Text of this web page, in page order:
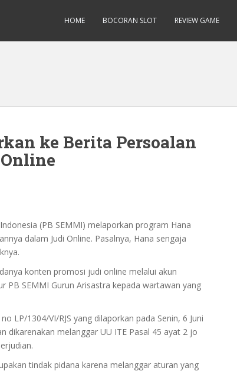
HOME BOCORAN SLOT REVIEW GAME
ke Berita Persoalan
(PB SEMMI) melaporkan program Hana
dalam Judi Online. Pasalnya, Hana sengaja
konten promosi judi online melalui akun
PB SEMMI Gurun Arisastra kepada wartawan yang
LP/1304/VI/RJS yang dilaporkan pada Senin, 6 Juni
dikarenakan melanggar UU ITE Pasal 45 ayat 2 jo
tindak pidana karena melanggar aturan yang